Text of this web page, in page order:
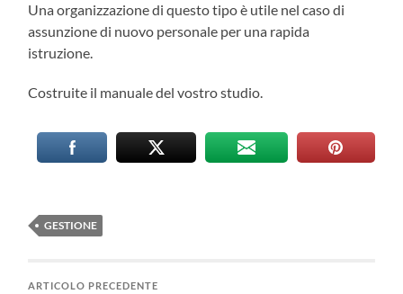
Una organizzazione di questo tipo è utile nel caso di
assunzione di nuovo personale per una rapida
istruzione.
Costruite il manuale del vostro studio.
GESTIONE
ARTICOLO PRECEDENTE